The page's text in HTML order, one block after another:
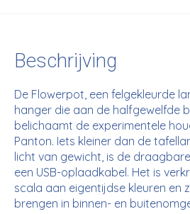
Beschrijving
De Flowerpot, een felgekleurde
hanger die aan de halfgewelfde
belichaamt de experimentele
Panton. Iets kleiner dan de
licht van gewicht, is de
een USB-oplaadkabel. Het is
scala aan eigentijdse kleuren en
brengen in binnen- en